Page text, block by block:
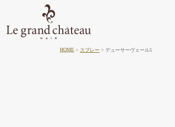
HOME スプレー デューサーヴェール5